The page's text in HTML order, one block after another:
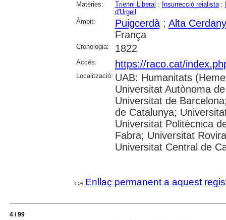
Matèries: Trienni Liberal ; Insurrecció reialista;
d'Urgell
Àmbit:
Puigcerdà; Alta
França
Cronologia: 1822
Accés: https://raco.cat/
Localització: UAB: Humanitats
Universitat Autònoma
Universitat de
de Catalunya;
Universitat Politècnica
Fabra; Universitat
Universitat Central de
Enllaç permanent a aquest
4 / 99